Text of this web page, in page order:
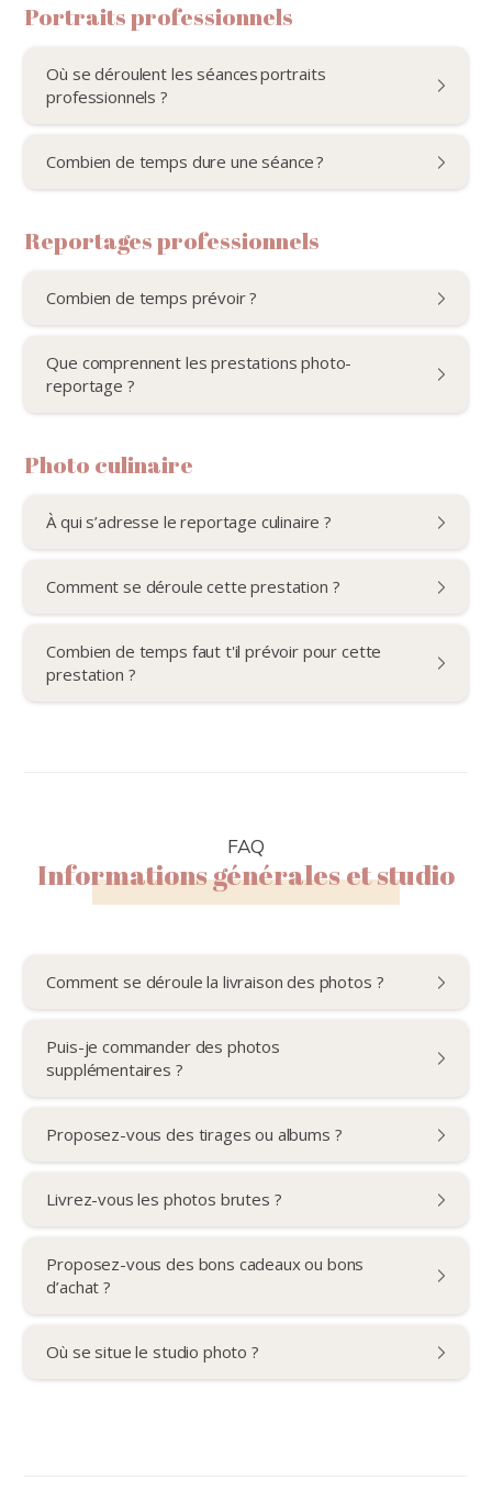
Portraits professionnels
Où se déroulent les séances portraits
professionnels ?
Combien de temps dure une séance ?
Reportages professionnels
Combien de temps prévoir ?
Que comprennent les prestations photo-
reportage ?
Photo culinaire
À qui s’adresse le reportage culinaire ?
Comment se déroule cette prestation ?
Combien de temps faut t'il prévoir pour cette
prestation ?
FAQ
Informations générales et studio
Comment se déroule la livraison des photos ?
Puis-je commander des photos
supplémentaires ?
Proposez-vous des tirages ou albums ?
Livrez-vous les photos brutes ?
Proposez-vous des bons cadeaux ou bons
d’achat ?
Où se situe le studio photo ?